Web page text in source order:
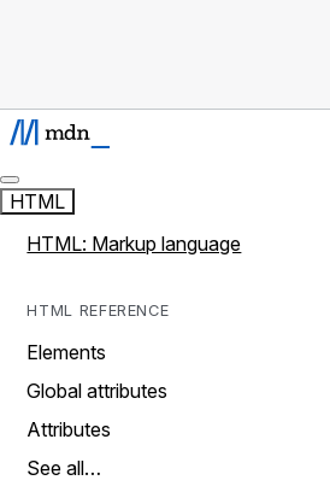
HTML
HTML: Markup language
HTML REFERENCE
Elements
Global attributes
Attributes
See all…